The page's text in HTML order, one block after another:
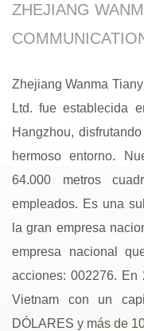
ZHEJIANG
Zhejiang Wanma
Ltd. fue establecida
Hangzhou,
hermoso entorno.
64.000 metros
empleados. Es una
la gran empresa
empresa nacional
acciones: 002276.
Vietnam con un
DÓLARES y más de